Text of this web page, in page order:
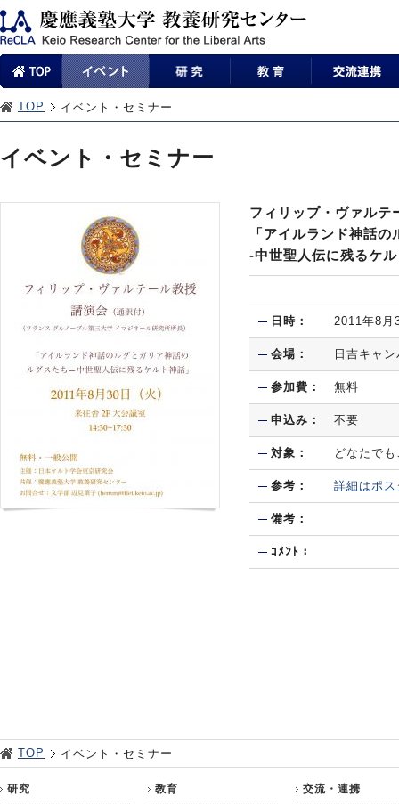
TOP イベント・セミナー
イベント・セミナー
フィリップ・ヴァルテ
「アイルランド神話
-中世聖人伝に残るケ
日時： 2011年8
会場： 日吉キャ
参加費： 無料
申込み： 不要
対象： どなたで
参考： 詳細はポ
備考：
ｺﾒﾝﾄ：
TOP イベント・セミナー
研究 教育 交流・連携